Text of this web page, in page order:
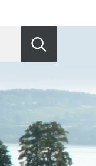
Suche